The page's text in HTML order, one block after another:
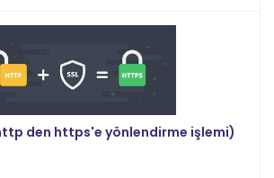
den https'e yönlendirme işlemi)